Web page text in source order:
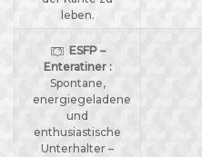
leben.
ESFP –
Enteratiner :
Spontane,
energiegeladene
und
enthusiastische
Unterhalter –